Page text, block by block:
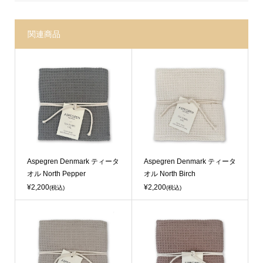
関連商品
Aspegren Denmark ティータ
オル North Pepper
¥2,200(税込)
Aspegren Denmark ティータ
オル North Birch
¥2,200(税込)